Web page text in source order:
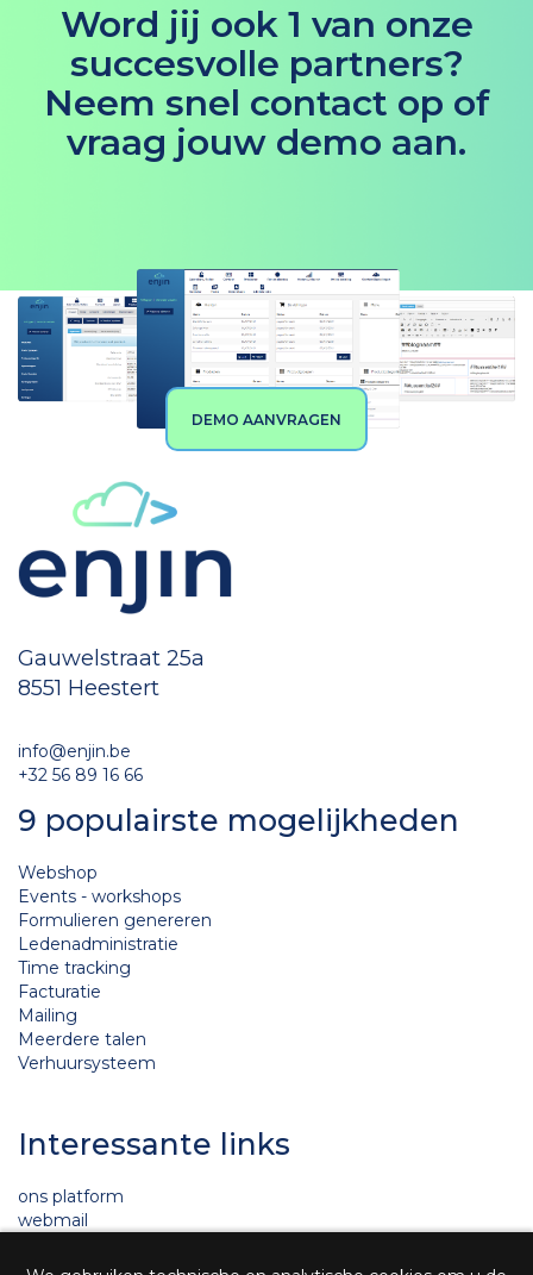
Word jij ook 1 van onze
succesvolle partners?
Neem snel contact op of
vraag jouw demo aan.
DEMO AANVRAGEN
Gauwelstraat 25a
8551 Heestert
info@enjin.be
+32 56 89 16 66
9 populairste mogelijkheden
Webshop
Events - workshops
Formulieren genereren
Ledenadministratie
Time tracking
Facturatie
Mailing
Meerdere talen
Verhuursysteem
Interessante links
ons platform
webmail